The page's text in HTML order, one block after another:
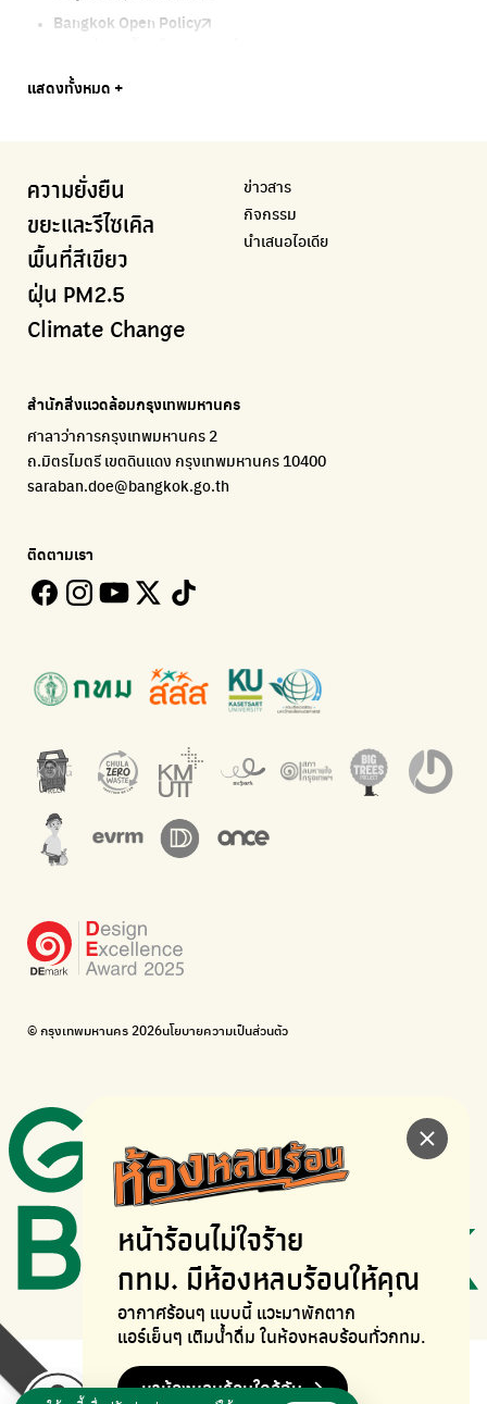
หน้าร้อนไม่ใจร้าย
กทม. มีห้องหลบร้อนให้คุณ
อากาศร้อนๆ แบบนี้ แวะมาพักตาก
แอร์เย็นๆ เติมน้ำดื่ม ในห้องหลบร้อนทั่วกทม.
หาห้องหลบร้อนใกล้ฉัน
Bangkok Open Policy
Bangkok Trees
BKK Zero Waste
กรุงเทพฯไม่เทรวม
ลุงซาเล้งกับขยะที่หายไป
CHULA Zero Waste
จัดการขยะภายในพื้นที่อย่างเป็นระบบ
แพลตฟอร์มเพื่อสิ่งแวดล้อม
ติดตามความคืบหน้านโยบายกรุงเทพมหานคร
Kong Green Green
แอปแยกขยะได้ง่ายๆเพียงสแกนบาร์โค้ดสินค้า
Net Zero Carbon
The Sustainment
การบริหารองค์กรเพื่อสังคมและสิ่งแวดล้อม
WonWon
รวมร้านซ่อมใกล้บ้านคุณ
Bike for Everyone
BUCA
ภาคีจักรยานเมือง กรุงเทพฯ
แสดงทั้งหมด +
CHULA Zero Waste
Green2Get
กรมควบคุมมลพิษ
แหล่งข้อมูลเกี่ยวกับมาตรฐานคุณภาพอากาศ น้ำ และเสียง
มูลนิธิโลกสีเขียว
How to ting
การแยกขยะให้สนุก
แพลตฟอร์มการจัดการพลาสติกชีวภาพหลังการกินดื่ม
รับซื้อขยะถึงบ้าน
ECOLIFE
กำจัด E-waste อย่างถูกวิธี ตามจุดรับ และไปรษณีย์
Green map
มือวิเศษกรุงเทพ
บริจาคขยะไปอัพไซเคิลเป็นชุดพนักงานกวาดถนน
WonWon
รวมร้านซ่อมใกล้บ้านคุณ
กรมควบคุมมลพิษ
Line Alert
Greenpeace
มูลนิธิสภาประชาชนเพื่อสิ่งแวดล้อม
สำนักสิ่งแวดล้อม กรุงเทพมหานคร
เตะฝุ่น
แผนที่การระบายอากาศในช่วงสูงสุดของแต่ละวัน
Thai Green Urban (TGU)
Urban Design and Development Center
กระทรวงทรัพยากรธรรมชาติและสิ่งแวดล้อม
กรมส่งเสริมคุณภาพและสิ่งแวดล้อม
Greenpeace
Climate Strike Thailand
Carbon Footprint Thailand
เรียนรู้เครื่องมือคำนวณคาร์บอนฟุตพริ้นท์
กรมอุตุนิยมวิทยา
Net Zero Carbon
Everything about our planet and more
35 Hours Bangkok Nature Play
โครงการ 35 ชั่วโมงการเรียนรู้ธรรมชาติผ่านการเล่น
ความยั่งยืน
ขยะและรีไซเคิล
พื้นที่สีเขียว
ฝุ่น PM2.5
Climate Change
ข่าวสาร
กิจกรรม
นำเสนอไอเดีย
สำนักสิ่งแวดล้อมกรุงเทพมหานคร
ศาลาว่าการกรุงเทพมหานคร 2
ถ.มิตรไมตรี เขตดินแดง กรุงเทพมหานคร 10400
saraban.doe@bangkok.go.th
ติดตามเรา
© กรุงเทพมหานคร 2026นโยบายความเป็นส่วนตัว